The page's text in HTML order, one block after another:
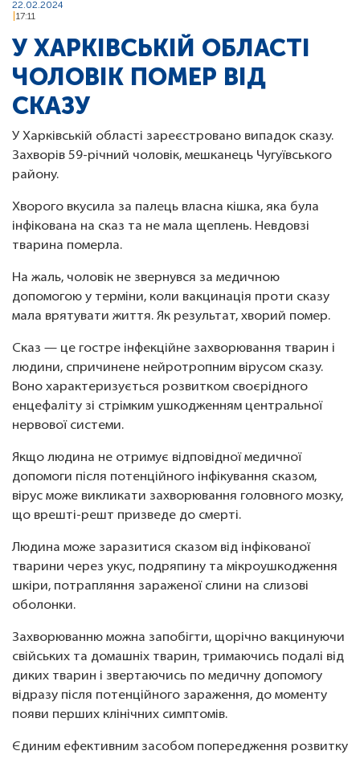
22.02.2024
17:11
У ХАРКІВСЬКІЙ ОБЛАСТІ
ЧОЛОВІК ПОМЕР ВІД
СКАЗУ
У Харківській області зареєстровано випадок сказу.
Захворів 59-річний чоловік, мешканець Чугуївського
району.
Хворого вкусила за палець власна кішка, яка була
інфікована на сказ та не мала щеплень. Невдовзі
тварина померла.
На жаль, чоловік не звернувся за медичною
допомогою у терміни, коли вакцинація проти сказу
мала врятувати життя. Як результат, хворий помер.
Сказ — це гостре інфекційне захворювання тварин і
людини, спричинене нейротропним вірусом сказу.
Воно характеризується розвитком своєрідного
енцефаліту зі стрімким ушкодженням центральної
нервової системи.
Якщо людина не отримує відповідної медичної
допомоги після потенційного інфікування сказом,
вірус може викликати захворювання головного мозку,
що врешті-решт призведе до смерті.
Людина може заразитися сказом від інфікованої
тварини через укус, подряпину та мікроушкодження
шкіри, потрапляння зараженої слини на слизові
оболонки.
Захворюванню можна запобігти, щорічно вакцинуючи
свійських та домашніх тварин, тримаючись подалі від
диких тварин і звертаючись по медичну допомогу
відразу після потенційного зараження, до моменту
появи перших клінічних симптомів.
Єдиним ефективним засобом попередження розвитку